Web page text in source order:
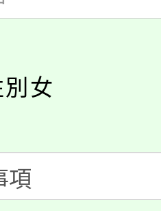
輔導、社會
名參加。
別女